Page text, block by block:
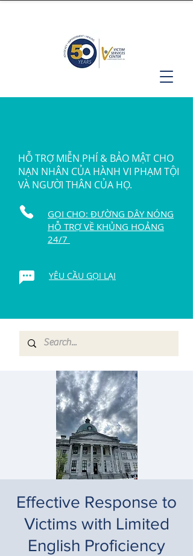
HỖ TRỢ MIỄN PHÍ & BẢO MẬT CHO
NẠN NHÂN CỦA HÀNH VI PHẠM TỘI
VÀ NGƯỜI THÂN CỦA HỌ.
GỌI CHO: ĐƯỜNG DÂY NÓNG
HỖ TRỢ VỀ KHỦNG HOẢNG
24/7
YÊU CẦU GỌI LẠI
Effective Response to
Victims with Limited
English Proficiency